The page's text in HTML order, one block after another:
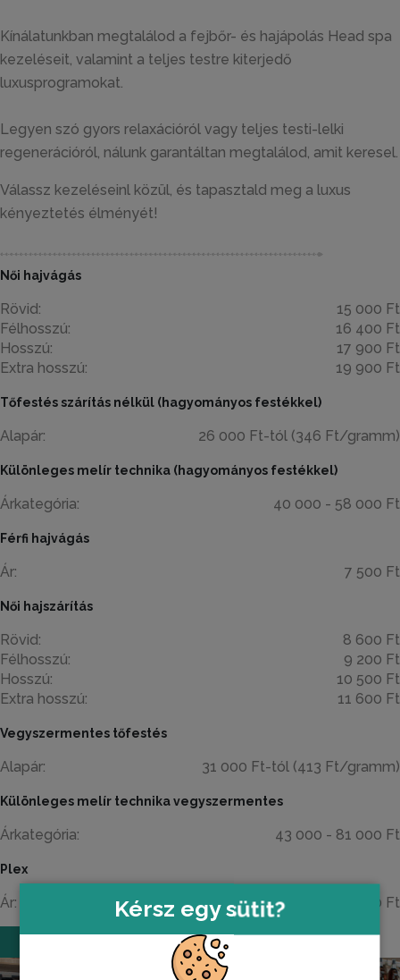
Kínálatunkban megtalálod a fejbőr- és hajápolás Head spa
kezeléseit, valamint a teljes testre kiterjedő
luxusprogramokat.
Legyen szó gyors relaxációról vagy teljes testi-lelki
regenerációról, nálunk garantáltan megtalálod, amit keresel.
Válassz kezeléseinl közül, és tapasztald meg a luxus
kényeztetés élményét!
Női hajvágás
Rövid:
15 000 Ft
Félhosszú:
16 400 Ft
Hosszú:
17 900 Ft
Extra hosszú:
19 900 Ft
Tőfestés szárítás nélkül (hagyományos festékkel)
Alapár: 26 000 Ft-tól (346 Ft/gramm)
Különleges melír technika (hagyományos festékkel)
Árkategória: 40 000 - 58 000 Ft
Férfi hajvágás
Ár: 7 500 Ft
Női hajszárítás
Rövid:
8 600 Ft
Félhosszú:
9 200 Ft
Hosszú:
10 500 Ft
Extra hosszú:
11 600 Ft
Vegyszermentes tőfestés
Alapár: 31 000 Ft-tól (413 Ft/gramm)
Különleges melír technika vegyszermentes
Árkategória: 43 000 - 81 000 Ft
Plex
Ár: 5 900 Ft
IDŐPONTOT FOGLALOK
Kérsz egy sütit?